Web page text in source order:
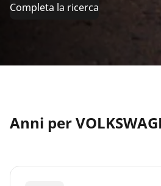
Completa la ricerca
Anni per